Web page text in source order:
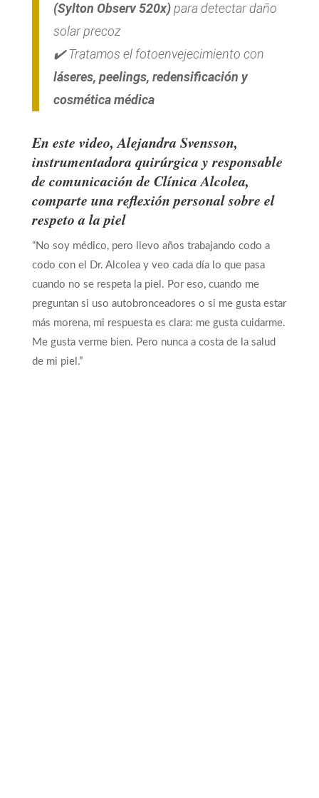
(Sylton Observ 520x)para detectar daño
solar precoz
✔️ Tratamos el fotoenvejecimiento con
láseres, peelings, redensificación y
cosmética médica
En este video, Alejandra Svensson,
instrumentadora quirúrgica y responsable
de comunicación de Clínica Alcolea,
comparte una reflexión personal sobre el
respeto a la piel
“No soy médico, pero llevo años trabajando codo a
codo con el Dr. Alcolea y veo cada día lo que pasa
cuando no se respeta la piel. Por eso, cuando me
preguntan si uso autobronceadores o si me gusta estar
más morena, mi respuesta es clara: me gusta cuidarme.
Me gusta verme bien. Pero nunca a costa de la salud
de mi piel.”